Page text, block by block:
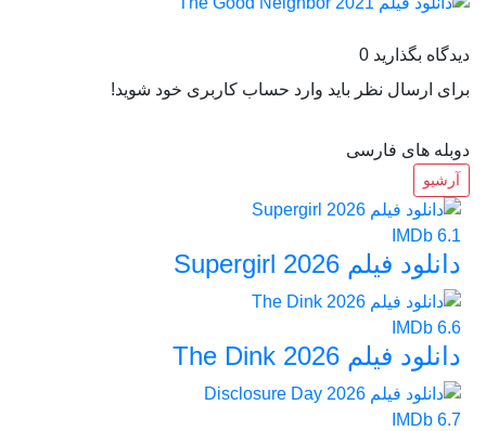
دیدگاه بگذارید 0
برای ارسال نظر باید وارد حساب کاربری خود شوید!
دوبله های فارسی
آرشیو
IMDb 6.1
دانلود فیلم Supergirl 2026
IMDb 6.6
دانلود فیلم The Dink 2026
IMDb 6.7